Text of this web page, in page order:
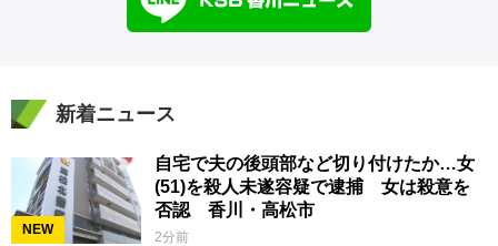
新着ニュース
NEW
自宅で夫の後頭部など切り付けたか…女
(51)を殺人未遂容疑で逮捕 女は殺意を
否認 香川・高松市
2分前